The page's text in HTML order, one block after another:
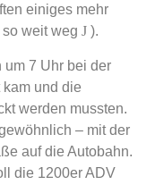
einiges mehr
weit weg J ).
um 7 Uhr bei der
und die
werden mussten.
– mit der
auf die Autobahn.
die 1200er ADV